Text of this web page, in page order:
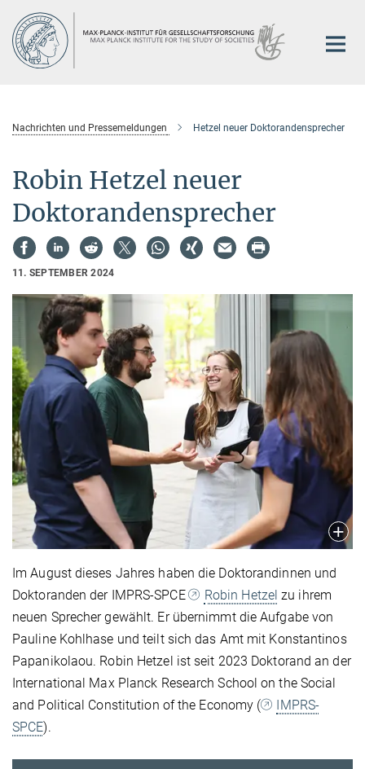
Hauptinhalt
Nachrichten und Pressemeldungen Hetzel neuer Doktorandensprecher
Robin Hetzel neuer
Doktorandensprecher
11. SEPTEMBER 2024
Im August dieses Jahres haben die Doktorandinnen und
Doktoranden der IMPRS-SPCE
Robin Hetzel zu ihrem
neuen Sprecher gewählt. Er übernimmt die Aufgabe von
Pauline Kohlhase und teilt sich das Amt mit Konstantinos
Papanikolaou. Robin Hetzel ist seit 2023 Doktorand an der
International Max Planck Research School on the Social
and Political Constitution of the Economy (
IMPRS-
SPCE).